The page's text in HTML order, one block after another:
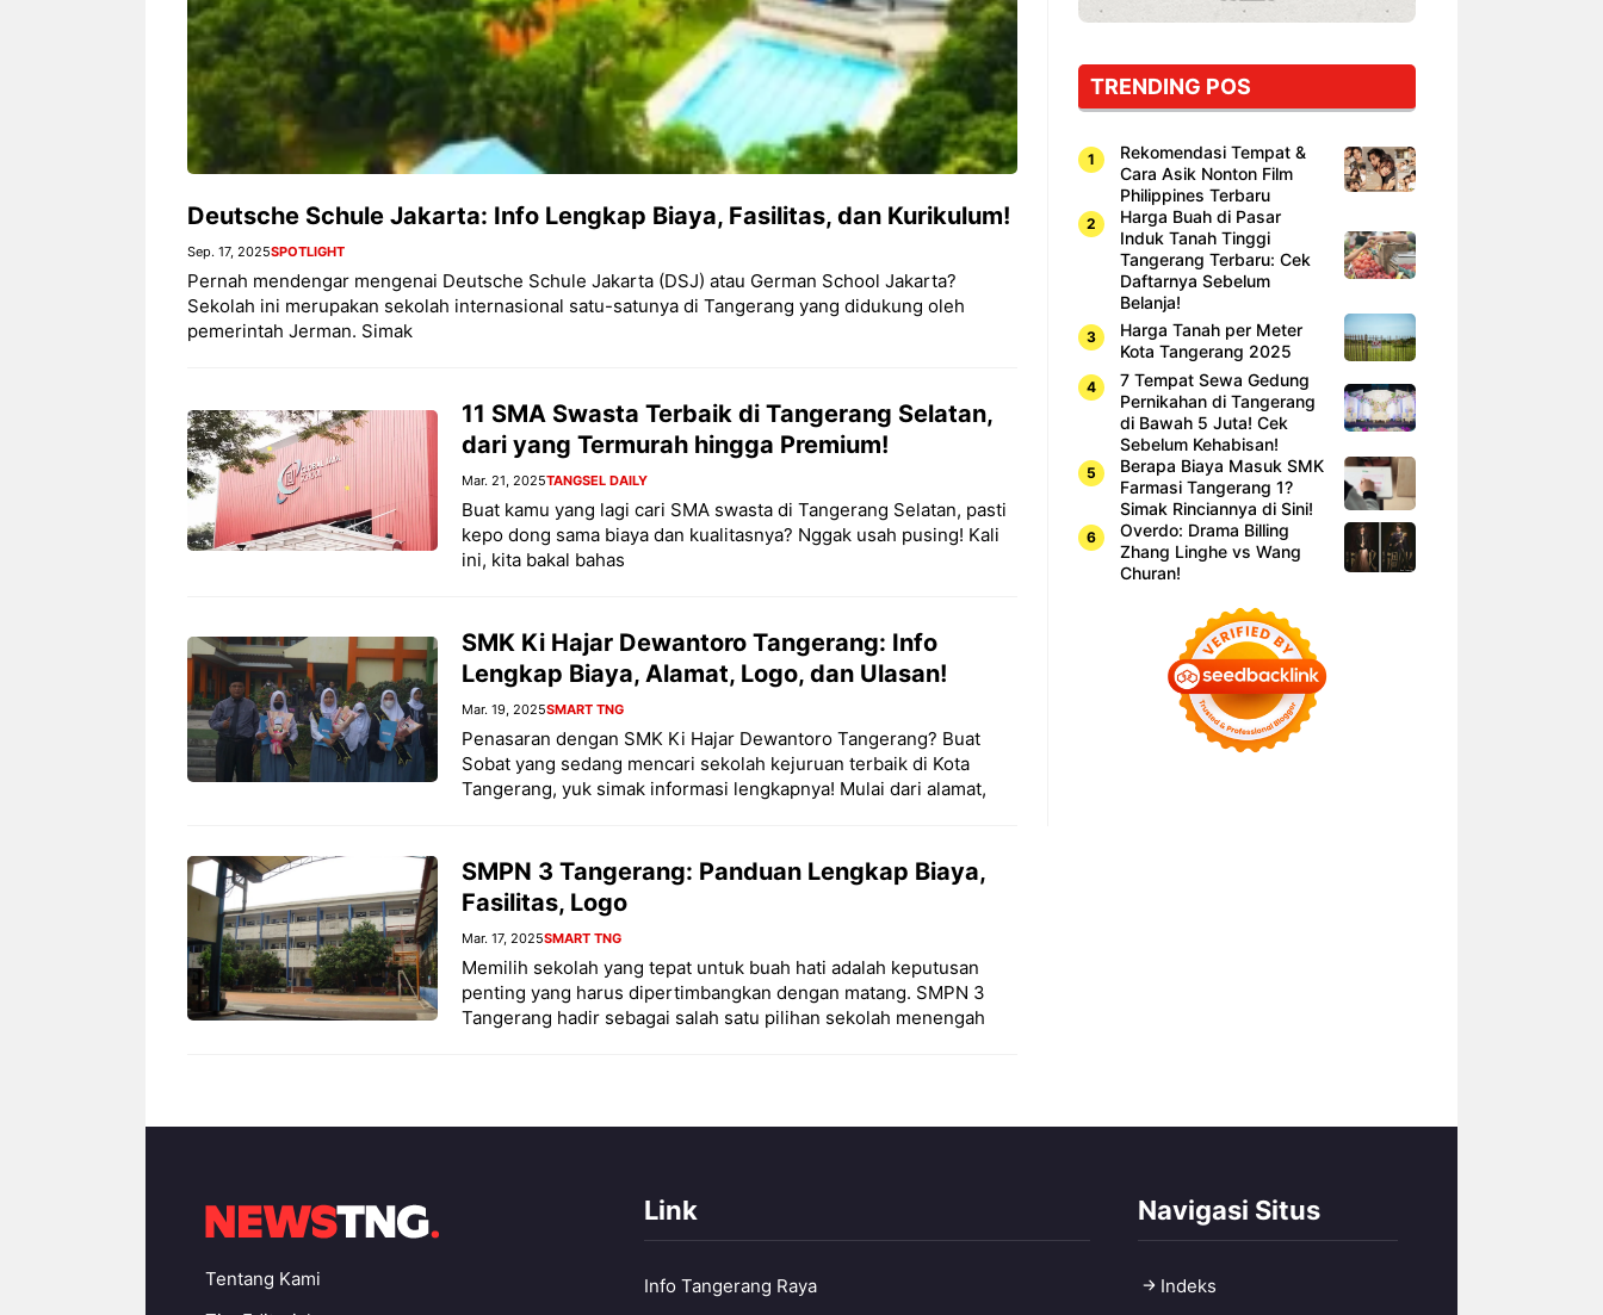
Deutsche Schule Jakarta: Info Lengkap Biaya, Fasilitas, dan Kurikulum!
Sep. 17, 2025SPOTLIGHT
Pernah mendengar mengenai Deutsche Schule Jakarta (DSJ) atau German School Jakarta?
Sekolah ini merupakan sekolah internasional satu-satunya di Tangerang yang didukung oleh
pemerintah Jerman. Simak
11 SMA Swasta Terbaik di Tangerang Selatan,
dari yang Termurah hingga Premium!
Mar. 21, 2025TANGSEL DAILY
Buat kamu yang lagi cari SMA swasta di Tangerang Selatan, pasti
kepo dong sama biaya dan kualitasnya? Nggak usah pusing! Kali
ini, kita bakal bahas
SMK Ki Hajar Dewantoro Tangerang: Info
Lengkap Biaya, Alamat, Logo, dan Ulasan!
Mar. 19, 2025SMART TNG
Penasaran dengan SMK Ki Hajar Dewantoro Tangerang? Buat
Sobat yang sedang mencari sekolah kejuruan terbaik di Kota
Tangerang, yuk simak informasi lengkapnya! Mulai dari alamat,
SMPN 3 Tangerang: Panduan Lengkap Biaya,
Fasilitas, Logo
Mar. 17, 2025SMART TNG
Memilih sekolah yang tepat untuk buah hati adalah keputusan
penting yang harus dipertimbangkan dengan matang. SMPN 3
Tangerang hadir sebagai salah satu pilihan sekolah menengah
Dicoba,
Cuma
Sushi!
TRENDING POS
Rekomendasi Tempat &
Cara Asik Nonton Film
Philippines Terbaru
Harga Buah di Pasar
Induk Tanah Tinggi
Tangerang Terbaru: Cek
Daftarnya Sebelum
Belanja!
Harga Tanah per Meter
Kota Tangerang 2025
7 Tempat Sewa Gedung
Pernikahan di Tangerang
di Bawah 5 Juta! Cek
Sebelum Kehabisan!
Berapa Biaya Masuk SMK
Farmasi Tangerang 1?
Simak Rinciannya di Sini!
Overdo: Drama Billing
Zhang Linghe vs Wang
Churan!
Tentang Kami
Link
Info Tangerang Raya
Navigasi Situs
Indeks